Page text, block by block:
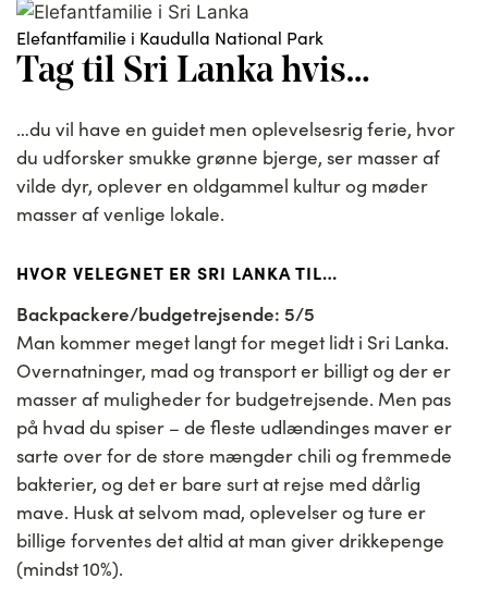
Elefantfamilie i Kaudulla National Park
Tag til Sri Lanka hvis…
…du vil have en guidet men oplevelsesrig ferie, hvor
du udforsker smukke grønne bjerge, ser masser af
vilde dyr, oplever en oldgammel kultur og møder
masser af venlige lokale.
HVOR VELEGNET ER SRI LANKA TIL…
Backpackere/budgetrejsende: 5/5
Man kommer meget langt for meget lidt i Sri Lanka.
Overnatninger, mad og transport er billigt og der er
masser af muligheder for budgetrejsende. Men pas
på hvad du spiser – de fleste udlændinges maver er
sarte over for de store mængder chili og fremmede
bakterier, og det er bare surt at rejse med dårlig
mave. Husk at selvom mad, oplevelser og ture er
billige forventes det altid at man giver drikkepenge
(mindst 10%).